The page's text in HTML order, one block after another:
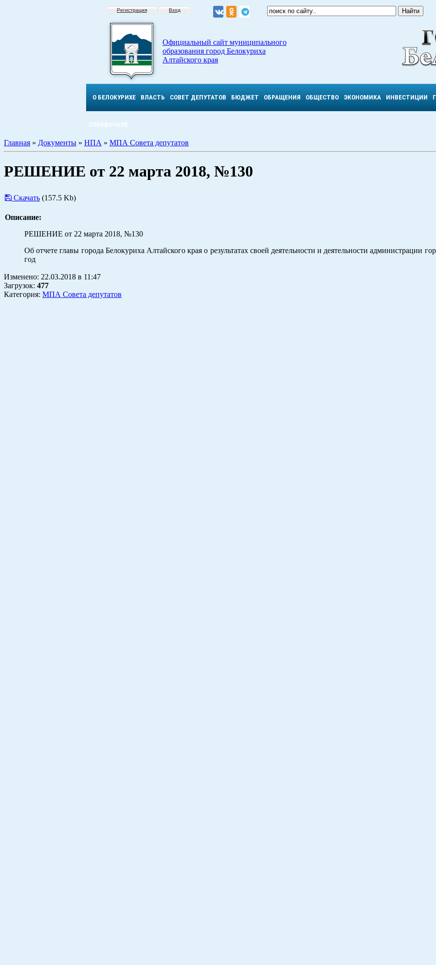
Регистрация Вход
Официальный сайт муниципального
образования город Белокуриха
Алтайского края
О БЕЛОКУРИХЕ ВЛАСТЬ СОВЕТ ДЕПУТАТОВ БЮДЖЕТ ОБРАЩЕНИЯ ОБЩЕСТВО ЭКОНОМИКА ИНВЕСТИЦИИ
СПРАВОЧНОЕ
Главная » Документы » НПА » МПА Совета депутатов
РЕШЕНИЕ от 22 марта 2018, №130
Скачать (157.5 Kb)
Описание:
РЕШЕНИЕ от 22 марта 2018, №130
Об отчете главы города Белокуриха Алтайского края о результатах своей деятельности и деятельности администрации
год
Изменено: 22.03.2018 в 11:47
Загрузок: 477
Категория: МПА Совета депутатов